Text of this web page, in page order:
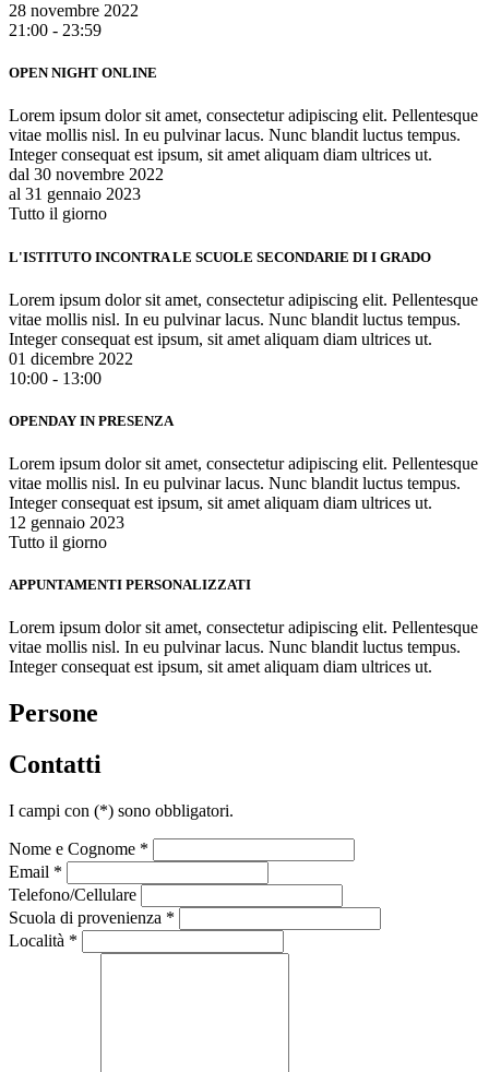
28 novembre 2022
21:00 - 23:59
OPEN NIGHT ONLINE
Lorem ipsum dolor sit amet, consectetur adipiscing elit. Pellentesque
vitae mollis nisl. In eu pulvinar lacus. Nunc blandit luctus tempus.
Integer consequat est ipsum, sit amet aliquam diam ultrices ut.
dal 30 novembre 2022
al 31 gennaio 2023
Tutto il giorno
L'ISTITUTO INCONTRA LE SCUOLE SECONDARIE DI I GRADO
Lorem ipsum dolor sit amet, consectetur adipiscing elit. Pellentesque
vitae mollis nisl. In eu pulvinar lacus. Nunc blandit luctus tempus.
Integer consequat est ipsum, sit amet aliquam diam ultrices ut.
01 dicembre 2022
10:00 - 13:00
OPENDAY IN PRESENZA
Lorem ipsum dolor sit amet, consectetur adipiscing elit. Pellentesque
vitae mollis nisl. In eu pulvinar lacus. Nunc blandit luctus tempus.
Integer consequat est ipsum, sit amet aliquam diam ultrices ut.
12 gennaio 2023
Tutto il giorno
APPUNTAMENTI PERSONALIZZATI
Lorem ipsum dolor sit amet, consectetur adipiscing elit. Pellentesque
vitae mollis nisl. In eu pulvinar lacus. Nunc blandit luctus tempus.
Integer consequat est ipsum, sit amet aliquam diam ultrices ut.
Persone
Contatti
I campi con (*) sono obbligatori.
Nome e Cognome *
Email *
Telefono/Cellulare
Scuola di provenienza *
Località *